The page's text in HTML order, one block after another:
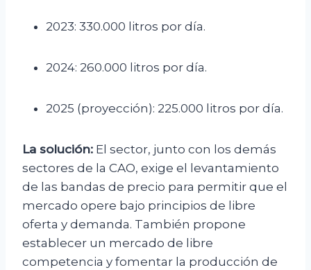
2023: 330.000 litros por día.
2024: 260.000 litros por día.
2025 (proyección): 225.000 litros por día.
La solución: El sector, junto con los demás
sectores de la CAO, exige el levantamiento
de las bandas de precio para permitir que el
mercado opere bajo principios de libre
oferta y demanda. También propone
establecer un mercado de libre
competencia y fomentar la producción de